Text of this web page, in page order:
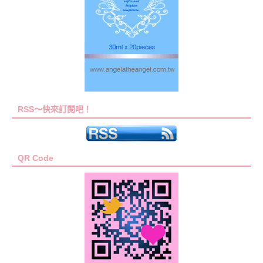
RSS～快來訂閱吧！
QR Code